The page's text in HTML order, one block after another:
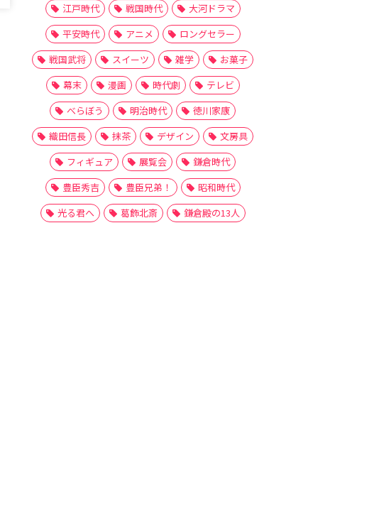
江戸時代 戦国時代
大河ドラマ
平安時代
アニメ
ロングセラー
戦国武将
スイーツ 雑学
お菓子
幕末
漫画 時代劇
テレビ
べらぼう
明治時代
徳川家康
織田信長
抹茶 デザイン
文房具
フィギュア
展覧会
鎌倉時代
豊臣秀吉
豊臣兄弟！
昭和時代
光る君へ
葛飾北斎 鎌倉殿の13人